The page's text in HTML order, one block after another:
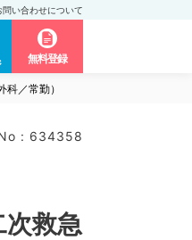
問い合わせについて
無料登録
／常勤）
: 634358
救急